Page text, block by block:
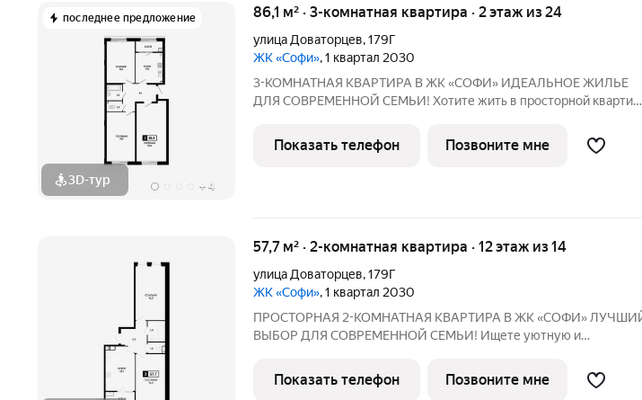
последнее предложение
3D-тур + 4
86,1 м² · 3-комнатная квартира · 2 этаж из 24
улица Доваторцев,179Г
ЖК «Софи», 1 квартал 2030
3-КОМНАТНАЯ КВАРТИРА В ЖК «СОФИ» ИДЕАЛЬНОЕ ЖИЛЬЕ
ДЛЯ СОВРЕМЕННОЙ СЕМЬИ! Хотите жить в просторной квартире
гарантией безопасности для вашей семьи? ЖК «Софи» от
федерального застройщика
Показать телефон Позвоните мне
57,7 м² · 2-комнатная квартира · 12 этаж из 14
улица Доваторцев,179Г
ЖК «Софи», 1 квартал 2030
ПРОСТОРНАЯ 2-КОМНАТНАЯ КВАРТИРА В ЖК «СОФИ» ЛУЧШИЙ
ВЫБОР ДЛЯ СОВРЕМЕННОЙ СЕМЬИ! Ищете уютную и
инфраструктурой и комфортной планировкой? ЖК «Софи» от
надежного федерального застройщика
Показать телефон Позвоните мне